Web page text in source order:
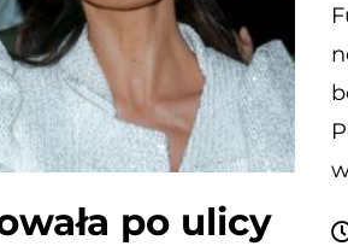
po ulicy